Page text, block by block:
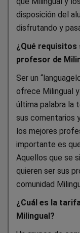
disposición del
disfrutando y
¿Qué requisitos
profesor de
Ser un
ofrece Milingual
última palabra la
sus comentarios
los mejores
importante es
Aquellos que se
quieren ser sus
comunidad
¿Cuál es la
Milingual?